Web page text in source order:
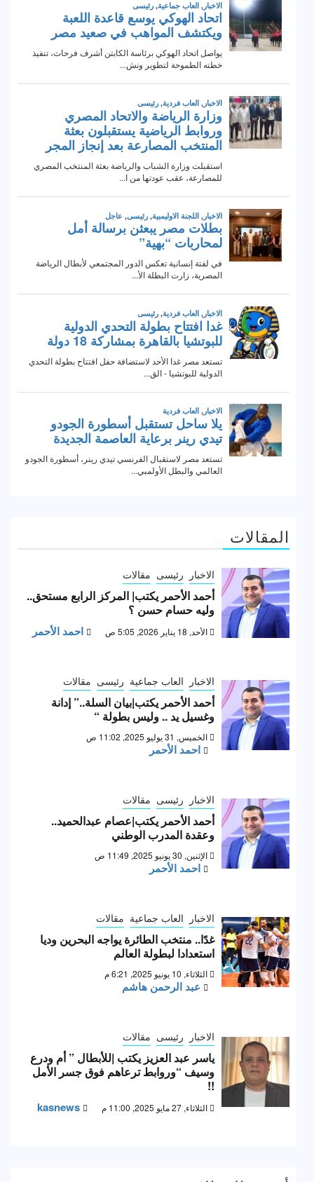
المقالات
الاخبار رئيسى مقالات
أحمد الأحمر يكتب| المركز الرابع مستحق..
وليه حسام حسن ؟
الأحد, 18 يناير 2026, 5:05 ص احمد الأحمر
الاخبار العاب جماعية رئيسى مقالات
أحمد الأحمر يكتب|بيان السلة..” إدانة
وغسيل يد .. وليس بطولة “
الخميس, 31 يوليو 2025, 11:02 ص
احمد الأحمر
الاخبار رئيسى مقالات
أحمد الأحمر يكتب|عصام عبدالحميد..
وعقدة المدرب الوطني
الإثنين, 30 يونيو 2025, 11:49 ص
احمد الأحمر
الاخبار العاب جماعية مقالات
غدًا.. منتخب الطائرة يواجه البحرين وديا
استعدادا لبطولة العالم
الثلاثاء, 10 يونيو 2025, 6:21 م
عبد الرحمن هاشم
الاخبار رئيسى مقالات
ياسر عبد العزيز يكتب |للأبطال ” أم ودرع
وسيف “وروابط ترعاهم فوق جسر الأمل
!!
الثلاثاء, 27 مايو 2025, 11:00 م kasnews